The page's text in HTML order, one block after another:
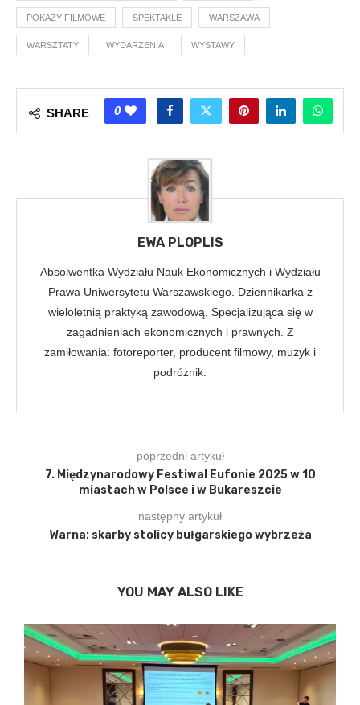
POKAZY FILMOWE SPEKTAKLE WARSZAWA
WARSZTATY WYDARZENIA WYSTAWY
SHARE 0
EWA PLOPLIS
Absolwentka Wydziału Nauk Ekonomicznych i Wydziału
Prawa Uniwersytetu Warszawskiego. Dziennikarka z
wieloletnią praktyką zawodową. Specjalizująca się w
zagadnieniach ekonomicznych i prawnych. Z
zamiłowania: fotoreporter, producent filmowy, muzyk i
podróżnik.
poprzedni artykuł
7. Międzynarodowy Festiwal Eufonie 2025 w 10
miastach w Polsce i w Bukareszcie
następny artykuł
Warna: skarby stolicy bułgarskiego wybrzeża
YOU MAY ALSO LIKE